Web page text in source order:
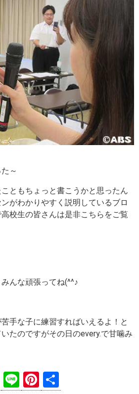
～
ともちょっと書こうかと思ったん
がわかりやすく説明しているブロ
校生の皆さんは是非こちらをご覧
んな頑張ってね(^^♪
手な子に練習すればいえるよ！と
たのですがその日のevery.で甘噛み
P
Li
Pi